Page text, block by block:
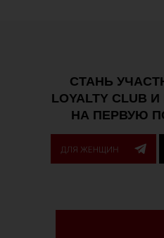
СТАНЬ
LOYALTY CLUB
НА ПЕРВУЮ